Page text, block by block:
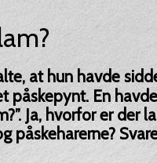
at hun havde
påskepynt. En
Ja, hvorfor er der
påskeharerne?